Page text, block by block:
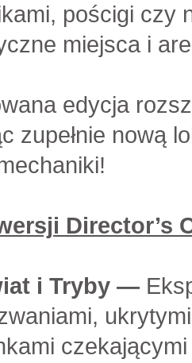
pościgi czy
miejsca i
edycja
zupełnie nową
Director’s
i Tryby —